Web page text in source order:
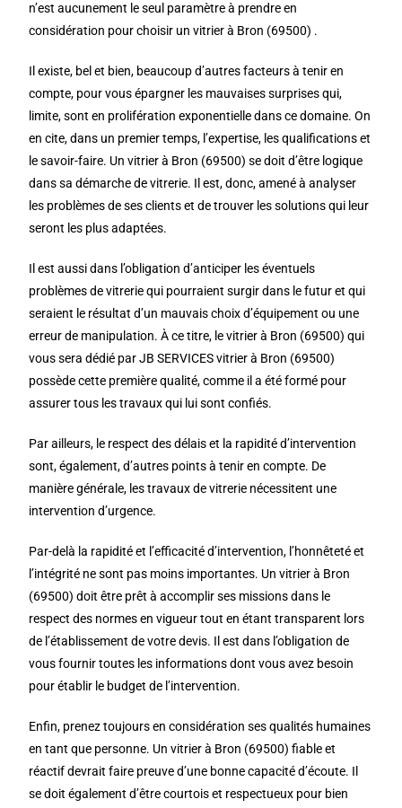
n’est aucunement le seul paramètre à prendre en
considération pour choisir un vitrier à Bron (69500) .
Il existe, bel et bien, beaucoup d’autres facteurs à tenir en
compte, pour vous épargner les mauvaises surprises qui,
limite, sont en prolifération exponentielle dans ce domaine. On
en cite, dans un premier temps, l’expertise, les qualifications et
le savoir-faire. Un vitrier à Bron (69500) se doit d’être logique
dans sa démarche de vitrerie. Il est, donc, amené à analyser
les problèmes de ses clients et de trouver les solutions qui leur
seront les plus adaptées.
Il est aussi dans l’obligation d’anticiper les éventuels
problèmes de vitrerie qui pourraient surgir dans le futur et qui
seraient le résultat d’un mauvais choix d’équipement ou une
erreur de manipulation. À ce titre, le vitrier à Bron (69500) qui
vous sera dédié par JB SERVICES vitrier à Bron (69500)
possède cette première qualité, comme il a été formé pour
assurer tous les travaux qui lui sont confiés.
Par ailleurs, le respect des délais et la rapidité d’intervention
sont, également, d’autres points à tenir en compte. De
manière générale, les travaux de vitrerie nécessitent une
intervention d’urgence.
Par-delà la rapidité et l’efficacité d’intervention, l’honnêteté et
l’intégrité ne sont pas moins importantes. Un vitrier à Bron
(69500) doit être prêt à accomplir ses missions dans le
respect des normes en vigueur tout en étant transparent lors
de l’établissement de votre devis. Il est dans l’obligation de
vous fournir toutes les informations dont vous avez besoin
pour établir le budget de l’intervention.
Enfin, prenez toujours en considération ses qualités humaines
en tant que personne. Un vitrier à Bron (69500) fiable et
réactif devrait faire preuve d’une bonne capacité d’écoute. Il
se doit également d’être courtois et respectueux pour bien